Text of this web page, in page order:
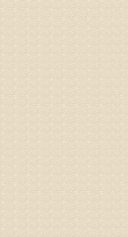
病情描
专家回
治疗方
理疗、
由于我
姓名
气，一
专家回
来诊请
姓名：
病情描
专家回